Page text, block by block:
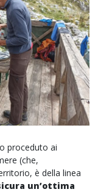
proceduto ai
(che,
è della linea
un’ottima